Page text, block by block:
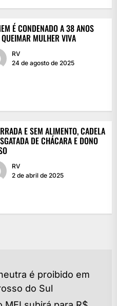
É CONDENADO A 38 ANOS
MULHER VIVA
RV
24 de agosto de 2025
E SEM ALIMENTO, CADELA
DE CHÁCARA E DONO
RV
2 de abril de 2025
é proibido em
do Sul